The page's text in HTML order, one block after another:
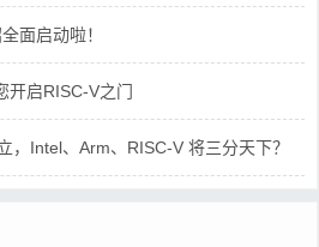
面启动啦！
开启RISC-V之门
，Intel、Arm、RISC-V 将三分天下？